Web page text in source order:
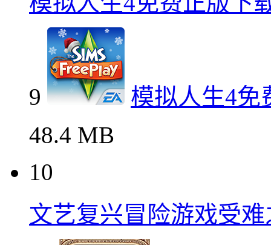
9
模拟人生4免
48.4 MB
10
文艺复兴冒险游戏受